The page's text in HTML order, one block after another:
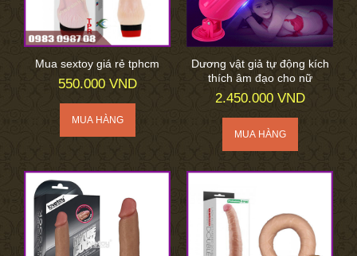
Mua sextoy giá rẻ tphcm
550.000 VND
Dương vật giả tự động kích
thích âm đạo cho nữ
2.450.000 VND